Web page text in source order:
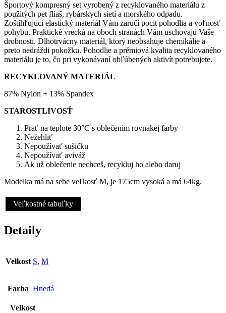
Športový kompresný set vyrobený z recyklovaného materiálu z
použitých pet fliaš, rybárskych sietí a morského odpadu.
Zoštíhľujúci elastický materiál Vám zaručí pocit pohodlia a voľnosť
pohybu. Praktické vrecká na oboch stranách Vám uschovajú Vaše
drobnosti. Dlhotrvácny materiál, ktorý neobsahuje chemikálie a
preto nedráždi pokožku. Pohodlie a prémiová kvalita recyklovaného
materiálu je to, čo pri vykonávaní obľúbených aktivít potrebujete.
RECYKLOVANÝ MATERIÁL
87% Nylon + 13% Spandex
STAROSTLIVOSŤ
Prať na teplote 30°C s oblečením rovnakej farby
Nežehliť
Nepoužívať sušičku
Nepoužívať aviváž
Ak už oblečenie nechceš, recykluj ho alebo daruj
Modelka má na sebe veľkosť M, je 175cm vysoká a má 64kg.
Veľkostné tabuľky
Detaily
Velkost S, M
Farba Hnedá
Velkost